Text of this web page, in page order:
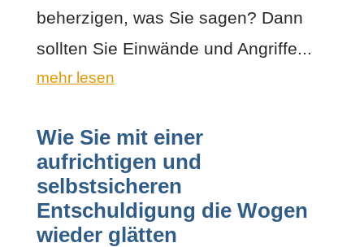
beherzigen, was Sie sagen? Dann
sollten Sie Einwände und Angriffe...
mehr lesen
Wie Sie mit einer
aufrichtigen und
selbstsicheren
Entschuldigung die Wogen
wieder glätten